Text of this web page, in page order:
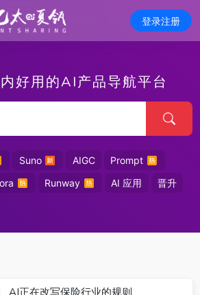
登录注册
好用的AI产品导航平台
Suno AIGC
Prompt
Runway AI 应用 晋升